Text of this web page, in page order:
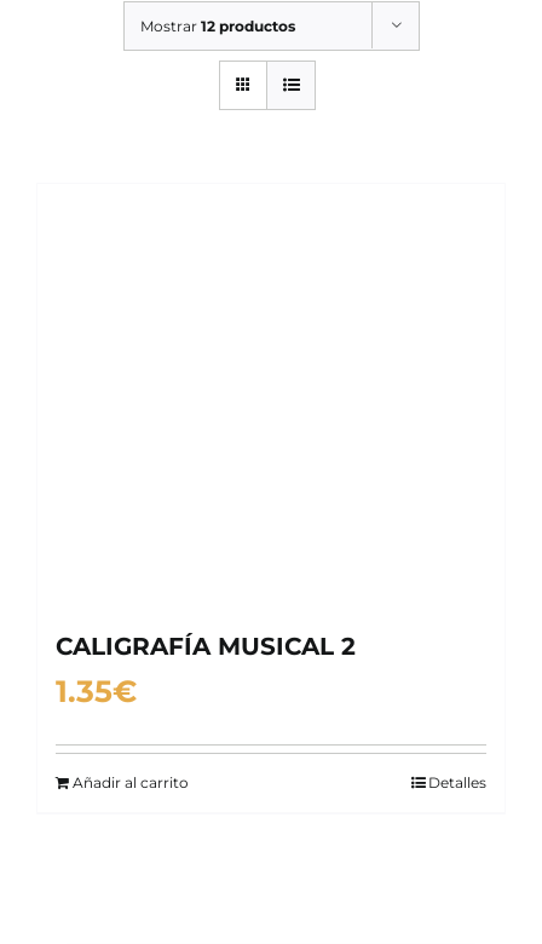
SERVICIOS TALLER
Mostrar 12 productos
CALIGRAFÍA MUSICAL 2
1.35€
Añadir al carrito Detalles